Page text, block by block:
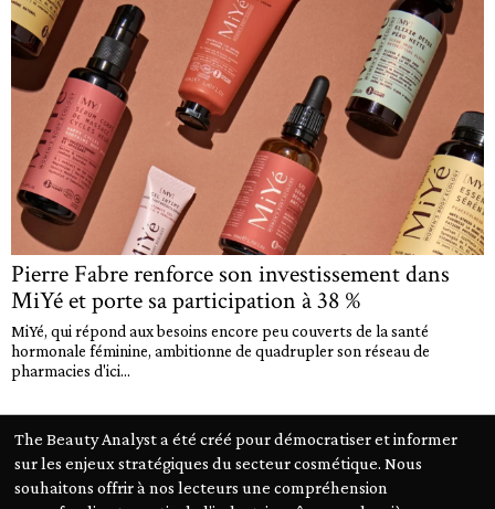
Pierre Fabre renforce son investissement dans
MiYé et porte sa participation à 38 %
MiYé, qui répond aux besoins encore peu couverts de la santé
hormonale féminine, ambitionne de quadrupler son réseau de
pharmacies d'ici...
The Beauty Analyst a été créé pour démocratiser et informer
sur les enjeux stratégiques du secteur cosmétique. Nous
souhaitons offrir à nos lecteurs une compréhension